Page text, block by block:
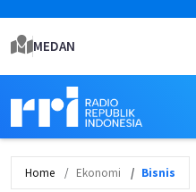
MEDAN
Home Ekonomi Bisnis